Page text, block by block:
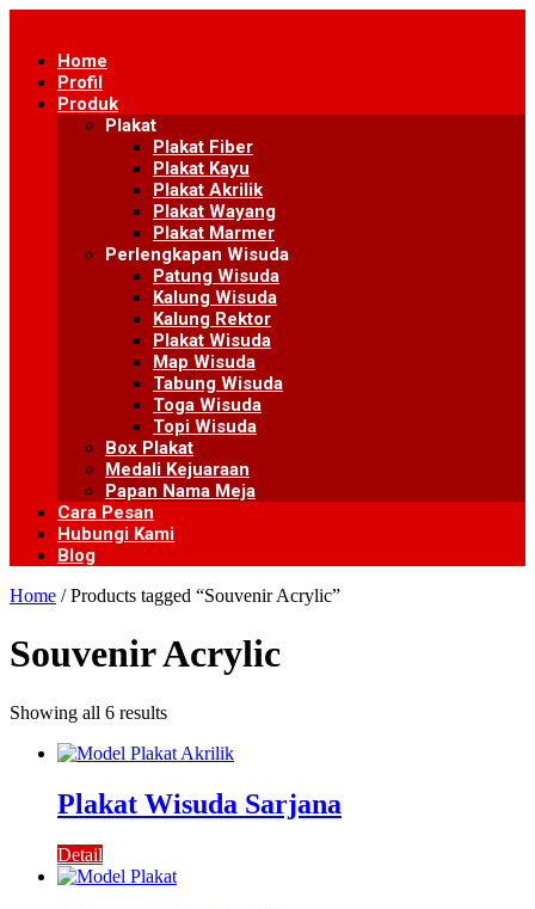
contentHome
Profil
Produk
Plakat
Plakat Fiber
Plakat Kayu
Plakat Akrilik
Plakat Wayang
Plakat Marmer
Perlengkapan Wisuda
Patung Wisuda
Kalung Wisuda
Kalung Rektor
Plakat Wisuda
Map Wisuda
Tabung Wisuda
Toga Wisuda
Topi Wisuda
Box Plakat
Medali Kejuaraan
Papan Nama Meja
Cara Pesan
Hubungi Kami
Blog
Home / Products tagged “Souvenir Acrylic”
Souvenir Acrylic
Showing all 6 results
Plakat Wisuda Sarjana
Detail